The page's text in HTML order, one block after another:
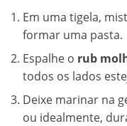
Em uma tigela,
formar uma pasta.
Espalhe o rub
todos os lados
Deixe marinar na
ou idealmente,